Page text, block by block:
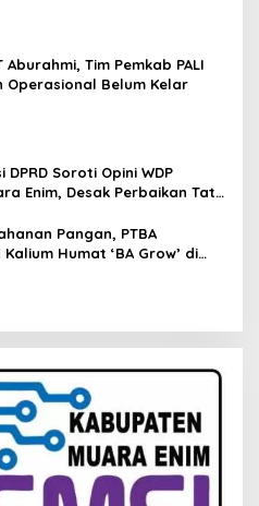
Aburahmi, Tim Pemkab PALI
Operasional Belum Kelar
DPRD Soroti Opini WDP
Enim, Desak Perbaikan Tata
Pangan, PTBA
Humat ‘BA Grow’ di